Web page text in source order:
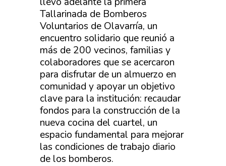
Tallarinada de Bomberos
Voluntarios de Olavarría, un
encuentro solidario que reunió a
más de 200 vecinos, familias y
colaboradores que se acercaron
para disfrutar de un almuerzo en
comunidad y apoyar un objetivo
clave para la institución: recaudar
fondos para la construcción de la
nueva cocina del cuartel, un
espacio fundamental para mejorar
las condiciones de trabajo diario
de los bomberos.